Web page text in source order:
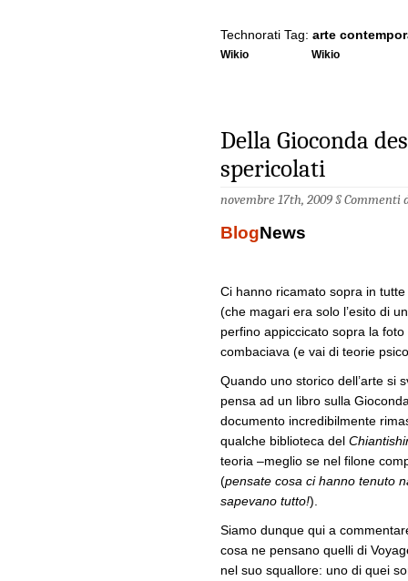
Technorati Tag: arte
Wikio Wikio
Della Gioconda
spericolati
novembre 17th, 2009 §Commenti
BlogNews
Ci hanno ricamato sopra in
(che magari era solo l’esito di
perfino appiccicato sopra la
combaciava (e vai di teorie
Quando uno storico dell’arte si
pensa ad un libro sulla
documento incredibilmente
qualche biblioteca del
teoria –meglio se nel filone
(pensate cosa ci hanno tenuto
sapevano tutto!).
Siamo dunque qui a
cosa ne pensano quelli di
nel suo squallore: uno di quei